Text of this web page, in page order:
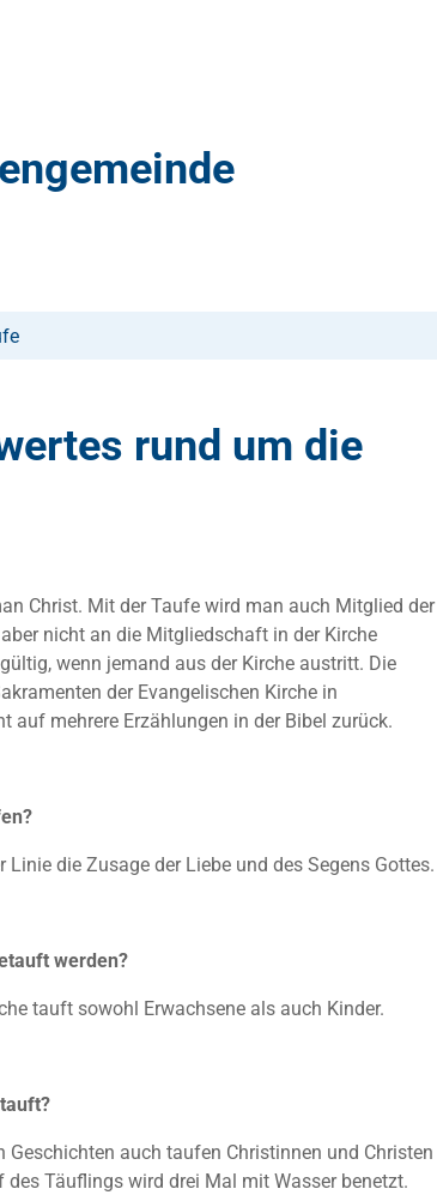
rund um die
Christ. Mit der Taufe wird man auch Mitglied der
nicht an die Mitgliedschaft in der Kirche
wenn jemand aus der Kirche austritt. Die
der Evangelischen Kirche in
auf mehrere Erzählungen in der Bibel zurück.
Linie die Zusage der Liebe und des Segens Gottes.
werden?
tauft sowohl Erwachsene als auch Kinder.
Geschichten auch taufen Christinnen und Christen
des Täuflings wird drei Mal mit Wasser benetzt.